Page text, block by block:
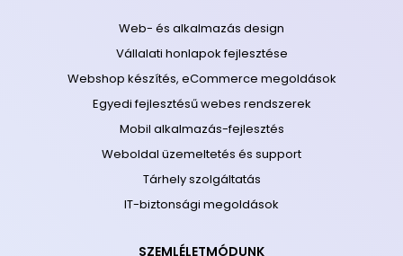
Web- és alkalmazás design
Vállalati honlapok fejlesztése
Webshop készítés, eCommerce megoldások
Egyedi fejlesztésű webes rendszerek
Mobil alkalmazás-fejlesztés
Weboldal üzemeltetés és support
Tárhely szolgáltatás
IT-biztonsági megoldások
SZEMLÉLETMÓDUNK